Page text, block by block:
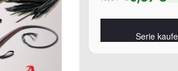
Serie